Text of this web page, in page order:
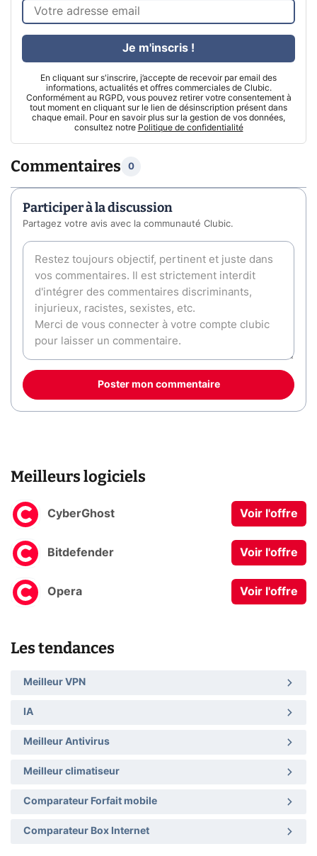
En cliquant sur s'inscrire, j’accepte de recevoir par email des
informations, actualités et offres commerciales de Clubic.
Conformément au RGPD, vous pouvez retirer votre consentement à
tout moment en cliquant sur le lien de désinscription présent dans
chaque email. Pour en savoir plus sur la gestion de vos données,
consultez notre Politique de confidentialité
Je m'inscris !
Commentaires 0
Participer à la discussion
Partagez votre avis avec la communauté Clubic.
Poster mon commentaire
Meilleurs logiciels
CyberGhost Voir l'offre
Bitdefender Voir l'offre
Opera Voir l'offre
Les tendances
Meilleur VPN
IA
Meilleur Antivirus
Meilleur climatiseur
Comparateur Forfait mobile
Comparateur Box Internet